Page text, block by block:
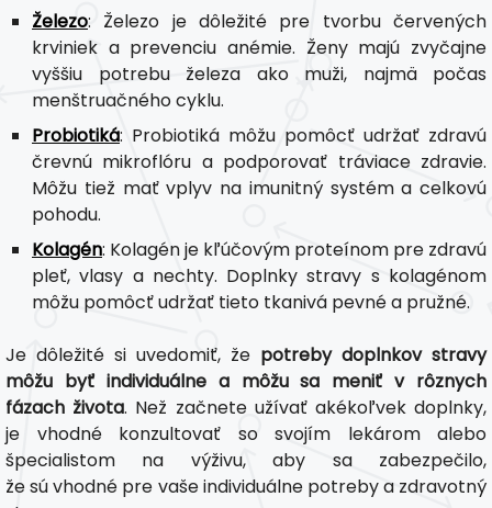
Železo: Železo je dôležité pre tvorbu červených
krviniek a prevenciu anémie. Ženy majú zvyčajne
vyššiu potrebu železa ako muži, najmä počas
menštruačného cyklu.
Probiotiká: Probiotiká môžu pomôcť udržať zdravú
črevnú mikroflóru a podporovať tráviace zdravie.
Môžu tiež mať vplyv na imunitný systém a celkovú
pohodu.
Kolagén: Kolagén je kľúčovým proteínom pre zdravú
pleť, vlasy a nechty. Doplnky stravy s kolagénom
môžu pomôcť udržať tieto tkanivá pevné a pružné.
Je dôležité si uvedomiť, že potreby doplnkov stravy
môžu byť individuálne a môžu sa meniť v rôznych
fázach života. Než začnete užívať akékoľvek doplnky,
je vhodné konzultovať so svojím lekárom alebo
špecialistom na výživu, aby sa zabezpečilo,
že sú vhodné pre vaše individuálne potreby a zdravotný